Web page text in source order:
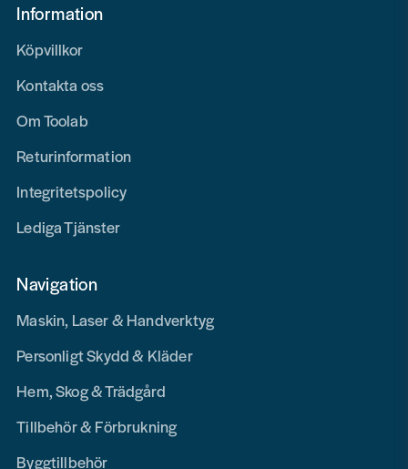
Information
Köpvillkor
Kontakta oss
Om Toolab
Returinformation
Integritetspolicy
Lediga Tjänster
Navigation
Maskin, Laser & Handverktyg
Personligt Skydd & Kläder
Hem, Skog & Trädgård
Tillbehör & Förbrukning
Byggtillbehör